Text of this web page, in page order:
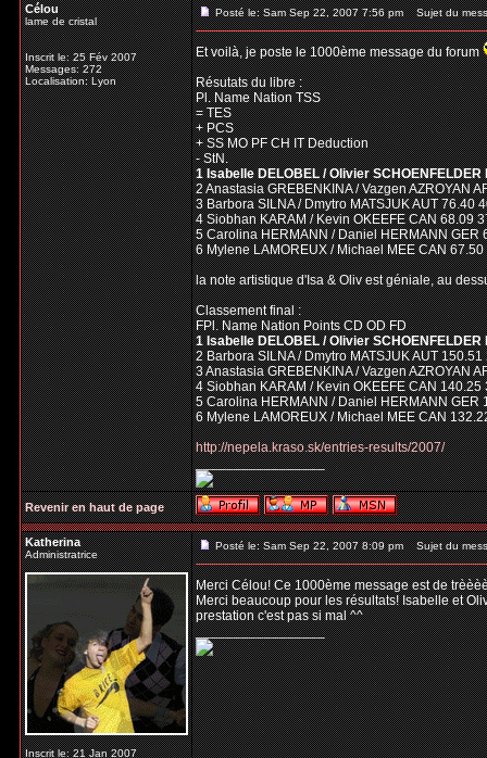
Célou
lame de cristal
Inscrit le: 25 Fév 2007
Messages: 272
Localisation: Lyon
Posté le: Sam Sep 22, 2007 7:56 pm Sujet du
Et voilà, je poste le 1000ème message du forum
Résutats du libre :
Pl. Name Nation TSS
= TES
+ PCS
+ SS MO PF CH IT Deduction
- StN.
1 Isabelle DELOBEL / Olivier
2 Anastasia GREBENKINA / Vazgen AZROYAN
3 Barbora SILNA / Dmytro MATSJUK AUT 76.40
4 Siobhan KARAM / Kevin OKEEFE CAN 68.09
5 Carolina HERMANN / Daniel HERMANN
6 Mylene LAMOREUX / Michael MEE CAN
la note artistique d'Isa & Oliv est géniale, au
Classement final :
FPl. Name Nation Points CD OD FD
1 Isabelle DELOBEL / Olivier SCHOENFELDER
2 Barbora SILNA / Dmytro MATSJUK AUT 150.51
3 Anastasia GREBENKINA / Vazgen AZROYAN
4 Siobhan KARAM / Kevin OKEEFE CAN 140.25
5 Carolina HERMANN / Daniel HERMANN GER
6 Mylene LAMOREUX / Michael MEE CAN
http://nepela.kraso.sk/entries-results/2007/
_________________
Revenir en haut de page
Katherina
Administratrice
Inscrit le: 21 Jan 2007
Posté le: Sam Sep 22, 2007 8:09 pm Sujet du
Merci Célou! Ce 1000ème message est de
Merci beaucoup pour les résultats! Isabelle et
prestation c'est pas si mal ^^
_________________